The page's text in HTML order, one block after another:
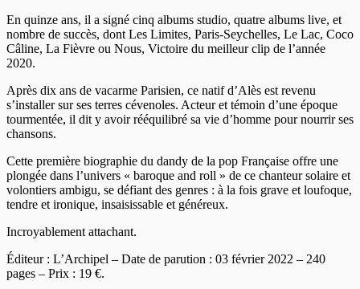
En quinze ans, il a signé cinq albums studio, quatre albums live, et
nombre de succès, dont Les Limites, Paris-Seychelles, Le Lac, Coco
Câline, La Fièvre ou Nous, Victoire du meilleur clip de l’année
2020.
Après dix ans de vacarme Parisien, ce natif d’Alès est revenu
s’installer sur ses terres cévenoles. Acteur et témoin d’une époque
tourmentée, il dit y avoir rééquilibré sa vie d’homme pour nourrir ses
chansons.
Cette première biographie du dandy de la pop Française offre une
plongée dans l’univers « baroque and roll » de ce chanteur solaire et
volontiers ambigu, se défiant des genres : à la fois grave et loufoque,
tendre et ironique, insaisissable et généreux.
Incroyablement attachant.
Éditeur : L’Archipel – Date de parution : 03 février 2022 – 240
pages – Prix : 19 €.